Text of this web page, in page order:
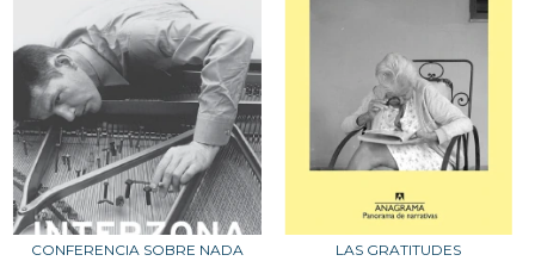
CONFERENCIA SOBRE NADA LAS GRATITUDES